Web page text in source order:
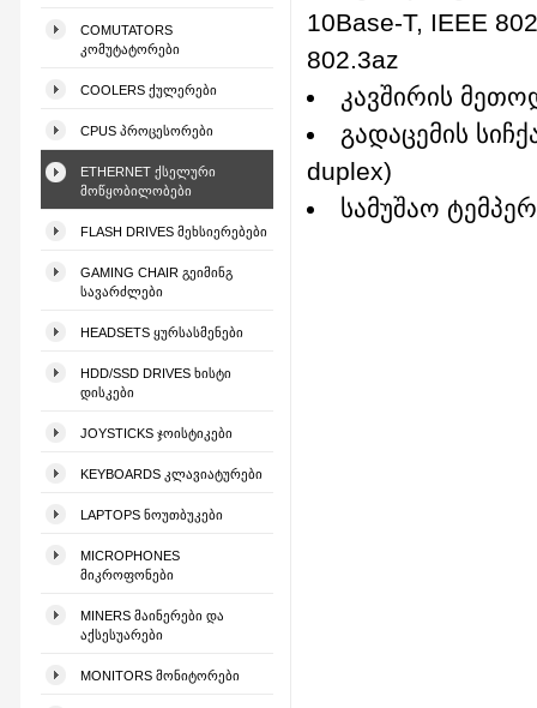
COMUTATORS
ᲙᲝᲛᲣᲢᲐᲢᲝᲠᲔᲑᲘ
COOLERS ᲥᲣᲚᲔᲠᲔᲑᲘ
CPUS ᲞᲠᲝᲪᲔᲡᲝᲠᲔᲑᲘ
ETHERNET ᲥᲡᲔᲚᲣᲠᲘ
ᲛᲝᲬᲧᲝᲑᲘᲚᲝᲑᲔᲑᲘ
FLASH DRIVES ᲛᲔᲮᲡᲘᲔᲠᲔᲑᲔᲑᲘ
GAMING CHAIR ᲒᲔᲘᲛᲘᲜᲒ
ᲡᲐᲕᲐᲠᲫᲚᲔᲑᲘ
HEADSETS ᲧᲣᲠᲡᲐᲡᲛᲔᲜᲔᲑᲘ
HDD/SSD DRIVES ᲮᲘᲡᲢᲘ
ᲓᲘᲡᲙᲔᲑᲘ
JOYSTICKS ᲯᲝᲘᲡᲢᲘᲙᲔᲑᲘ
KEYBOARDS ᲙᲚᲐᲕᲘᲐᲢᲣᲠᲔᲑᲘ
LAPTOPS ᲜᲝᲣᲗᲑᲣᲙᲔᲑᲘ
MICROPHONES
ᲛᲘᲙᲠᲝᲤᲝᲜᲔᲑᲘ
MINERS ᲛᲐᲘᲜᲔᲠᲔᲑᲘ ᲓᲐ
ᲐᲥᲡᲔᲡᲣᲐᲠᲔᲑᲘ
MONITORS ᲛᲝᲜᲘᲢᲝᲠᲔᲑᲘ
10Base-T, IEEE
802.3az
კავშირის
გადაცემის
duplex)
სამუშაო